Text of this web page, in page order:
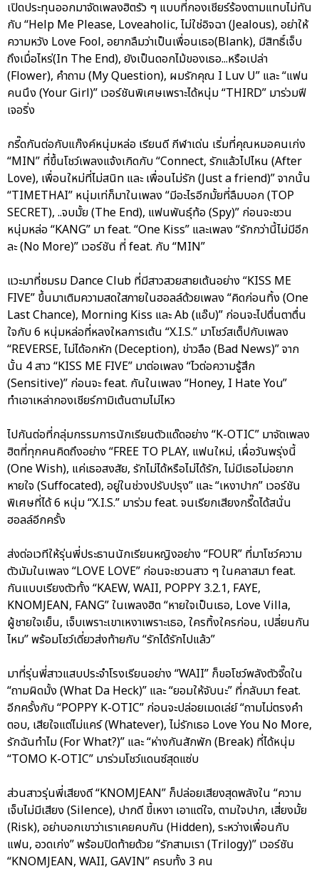
เปิดประทุนออกมาจัดเพลงฮิตรัว ๆ แบบที่กองเชียร์ร้องตามแทบไม่ทัน
กับ “Help Me Please, Loveaholic, ไม่ใช่อิจฉา (Jealous), อย่าให้
ความหวัง Love Fool, อยากลืมว่าเป็นเพื่อนเธอ(Blank), มีสิทธิ์เจ็บ
ถึงเมื่อไหร่(In The End), ยังเป็นดอกไม้ของเธอ...หรือเปล่า
(Flower), คำถาม (My Question), ผมรักคุณ I Luv U” และ “แฟน
คนนึง (Your Girl)” เวอร์ชันพิเศษเพราะได้หนุ่ม “THIRD” มาร่วมฟี
เจอริ่ง
กรี๊ดกันต่อกับแก๊งค์หนุ่มหล่อ เรียนดี กีฬาเด่น เริ่มที่คุณหมอคนเก่ง
“MIN” ที่ขึ้นโชว์เพลงแจ้งเกิดกับ “Connect, รักแล้วไปไหน (After
Love), เพื่อนใหม่ที่ไม่สนิท และ เพื่อนไม่รัก (Just a friend)” จากนั้น
“TIMETHAI” หนุ่มเท่ก็มาในเพลง “มีอะไรอีกมั้ยที่ลืมบอก (TOP
SECRET), ..จบมั้ย (The End), แฟนพันธุ์ท้อ (Spy)” ก่อนจะชวน
หนุ่มหล่อ “KANG” มา feat. “One Kiss” และเพลง “รักกว่านี้ไม่มีอีก
ละ (No More)” เวอร์ชัน ที่ feat. กับ “MIN”
แวะมาที่ชมรม Dance Club ที่มีสาวสวยสายเต้นอย่าง “KISS ME
FIVE” ขึ้นมาเติมความสดใสภายในฮอลล์ด้วยเพลง “คิดก่อนทิ้ง (One
Last Chance), Morning Kiss และ Ab (แอ๊บ)” ก่อนจะไปตื่นตาตื่น
ใจกับ 6 หนุ่มหล่อที่หลงใหลการเต้น “X.I.S.” มาโชว์สเต็ปกับเพลง
“REVERSE, ไม่ได้อกหัก (Deception), ข่าวลือ (Bad News)” จาก
นั้น 4 สาว “KISS ME FIVE” มาต่อเพลง “ไวต่อความรู้สึก
(Sensitive)” ก่อนจะ feat. กันในเพลง “Honey, I Hate You”
ทำเอาเหล่ากองเชียร์กามิเต้นตามไม่ไหว
ไปกันต่อที่กลุ่มกรรมการนักเรียนตัวแด๊ดอย่าง “K-OTIC” มาจัดเพลง
ฮิตที่ทุกคนคิดถึงอย่าง “FREE TO PLAY, แฟนใหม่, เผื่อวันพรุ่งนี้
(One Wish), แค่เธอสงสัย, รักไม่ได้หรือไม่ได้รัก, ไม่มีเธอไม่อยาก
หายใจ (Suffocated), อยู่ในช่วงปรับปรุง” และ “เหงาปาก” เวอร์ชัน
พิเศษที่ได้ 6 หนุ่ม “X.I.S.” มาร่วม feat. จนเรียกเสียงกรี๊ดได้สนั่น
ฮอลล์อีกครั้ง
ส่งต่อเวทีให้รุ่นพี่ประธานนักเรียนหญิงอย่าง “FOUR” ที่มาโชว์ความ
ตัวมัมในเพลง “LOVE LOVE” ก่อนจะชวนสาว ๆ ในคลาสมา feat.
กันแบบเรียงตัวทั้ง “KAEW, WAII, POPPY 3.2.1, FAYE,
KNOMJEAN, FANG” ในเพลงฮิต “หายใจเป็นเธอ, Love Villa,
ผู้ชายใจเย็น, เจ็บเพราะเขาเหงาเพราะเธอ, ใครทิ้งใครก่อน, เปลี่ยนกัน
ไหม” พร้อมโชว์เดี่ยวส่งท้ายกับ “รักได้รักไปแล้ว”
มาที่รุ่นพี่สาวแสบประจำโรงเรียนอย่าง “WAII” ก็ขอโชว์พลังตัวจี๊ดใน
“ถามผิดมั้ง (What Da Heck)” และ “ยอมให้จับนะ” ที่กลับมา feat.
อีกครั้งกับ “POPPY K-OTIC” ก่อนจะปล่อยเมดเล่ย์ “ถามไม่ตรงคำ
ตอบ, เสียใจแต่ไม่แคร์ (Whatever), ไม่รักเธอ Love You No More,
รักฉันทำไม (For What?)” และ “ห่างกันสักพัก (Break) ที่ได้หนุ่ม
“TOMO K-OTIC” มาร่วมโชว์แดนซ์สุดแซ่บ
ส่วนสาวรุ่นพี่เสียงดี “KNOMJEAN” ก็ปล่อยเสียงสุดพลังใน “ความ
เจ็บไม่มีเสียง (Silence), ปากดี ขี้เหงา เอาแต่ใจ, ตามใจปาก, เสี่ยงมั้ย
(Risk), อย่าบอกเขาว่าเราเคยคบกัน (Hidden), ระหว่างเพื่อนกับ
แฟน, อวดเก่ง” พร้อมปิดท้ายด้วย “รักสามเรา (Trilogy)” เวอร์ชัน
“KNOMJEAN, WAII, GAVIN” ครบทั้ง 3 คน